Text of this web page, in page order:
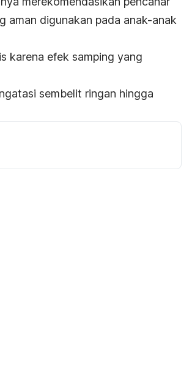
aman digunakan pada anak-anak
karena efek samping yang
sembelit ringan hingga